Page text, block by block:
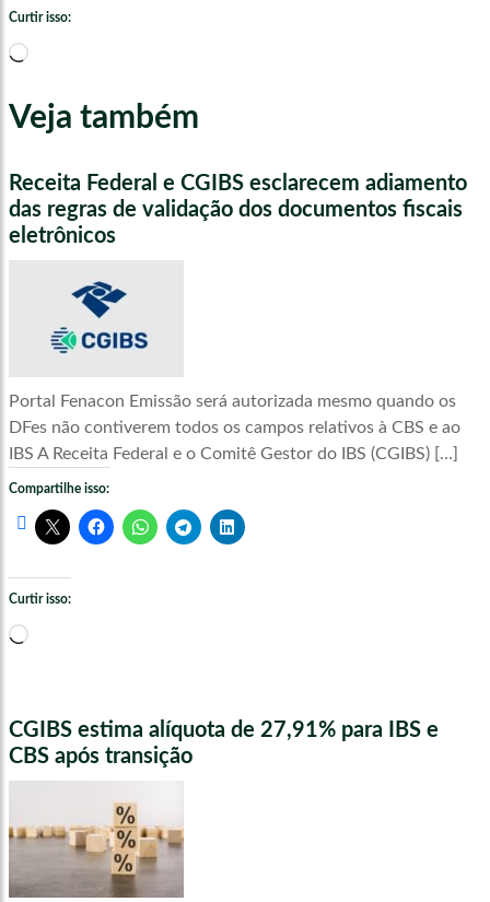
Curtir isso:
Carregando...
Veja também
Receita Federal e CGIBS esclarecem adiamento
das regras de validação dos documentos fiscais
eletrônicos
Portal Fenacon Emissão será autorizada mesmo quando os
DFes não contiverem todos os campos relativos à CBS e ao
IBS A Receita Federal e o Comitê Gestor do IBS (CGIBS) […]
Compartilhe isso:
Curtir isso:
Carregando...
CGIBS estima alíquota de 27,91% para IBS e
CBS após transição